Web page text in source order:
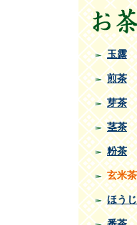
玉露
煎茶
芽茶
茎茶
粉茶
玄米茶
ほう